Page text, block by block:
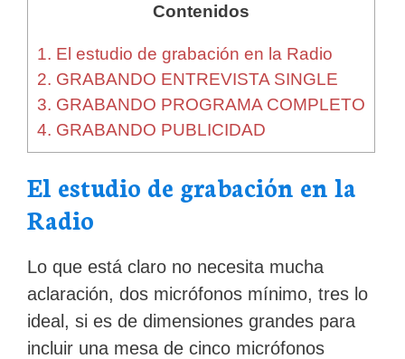
Contenidos
1. El estudio de grabación en la Radio
2. GRABANDO ENTREVISTA SINGLE
3. GRABANDO PROGRAMA COMPLETO
4. GRABANDO PUBLICIDAD
El estudio de grabación en la
Radio
Lo que está claro no necesita mucha
aclaración, dos micrófonos mínimo, tres lo
ideal, si es de dimensiones grandes para
incluir una mesa de cinco micrófonos